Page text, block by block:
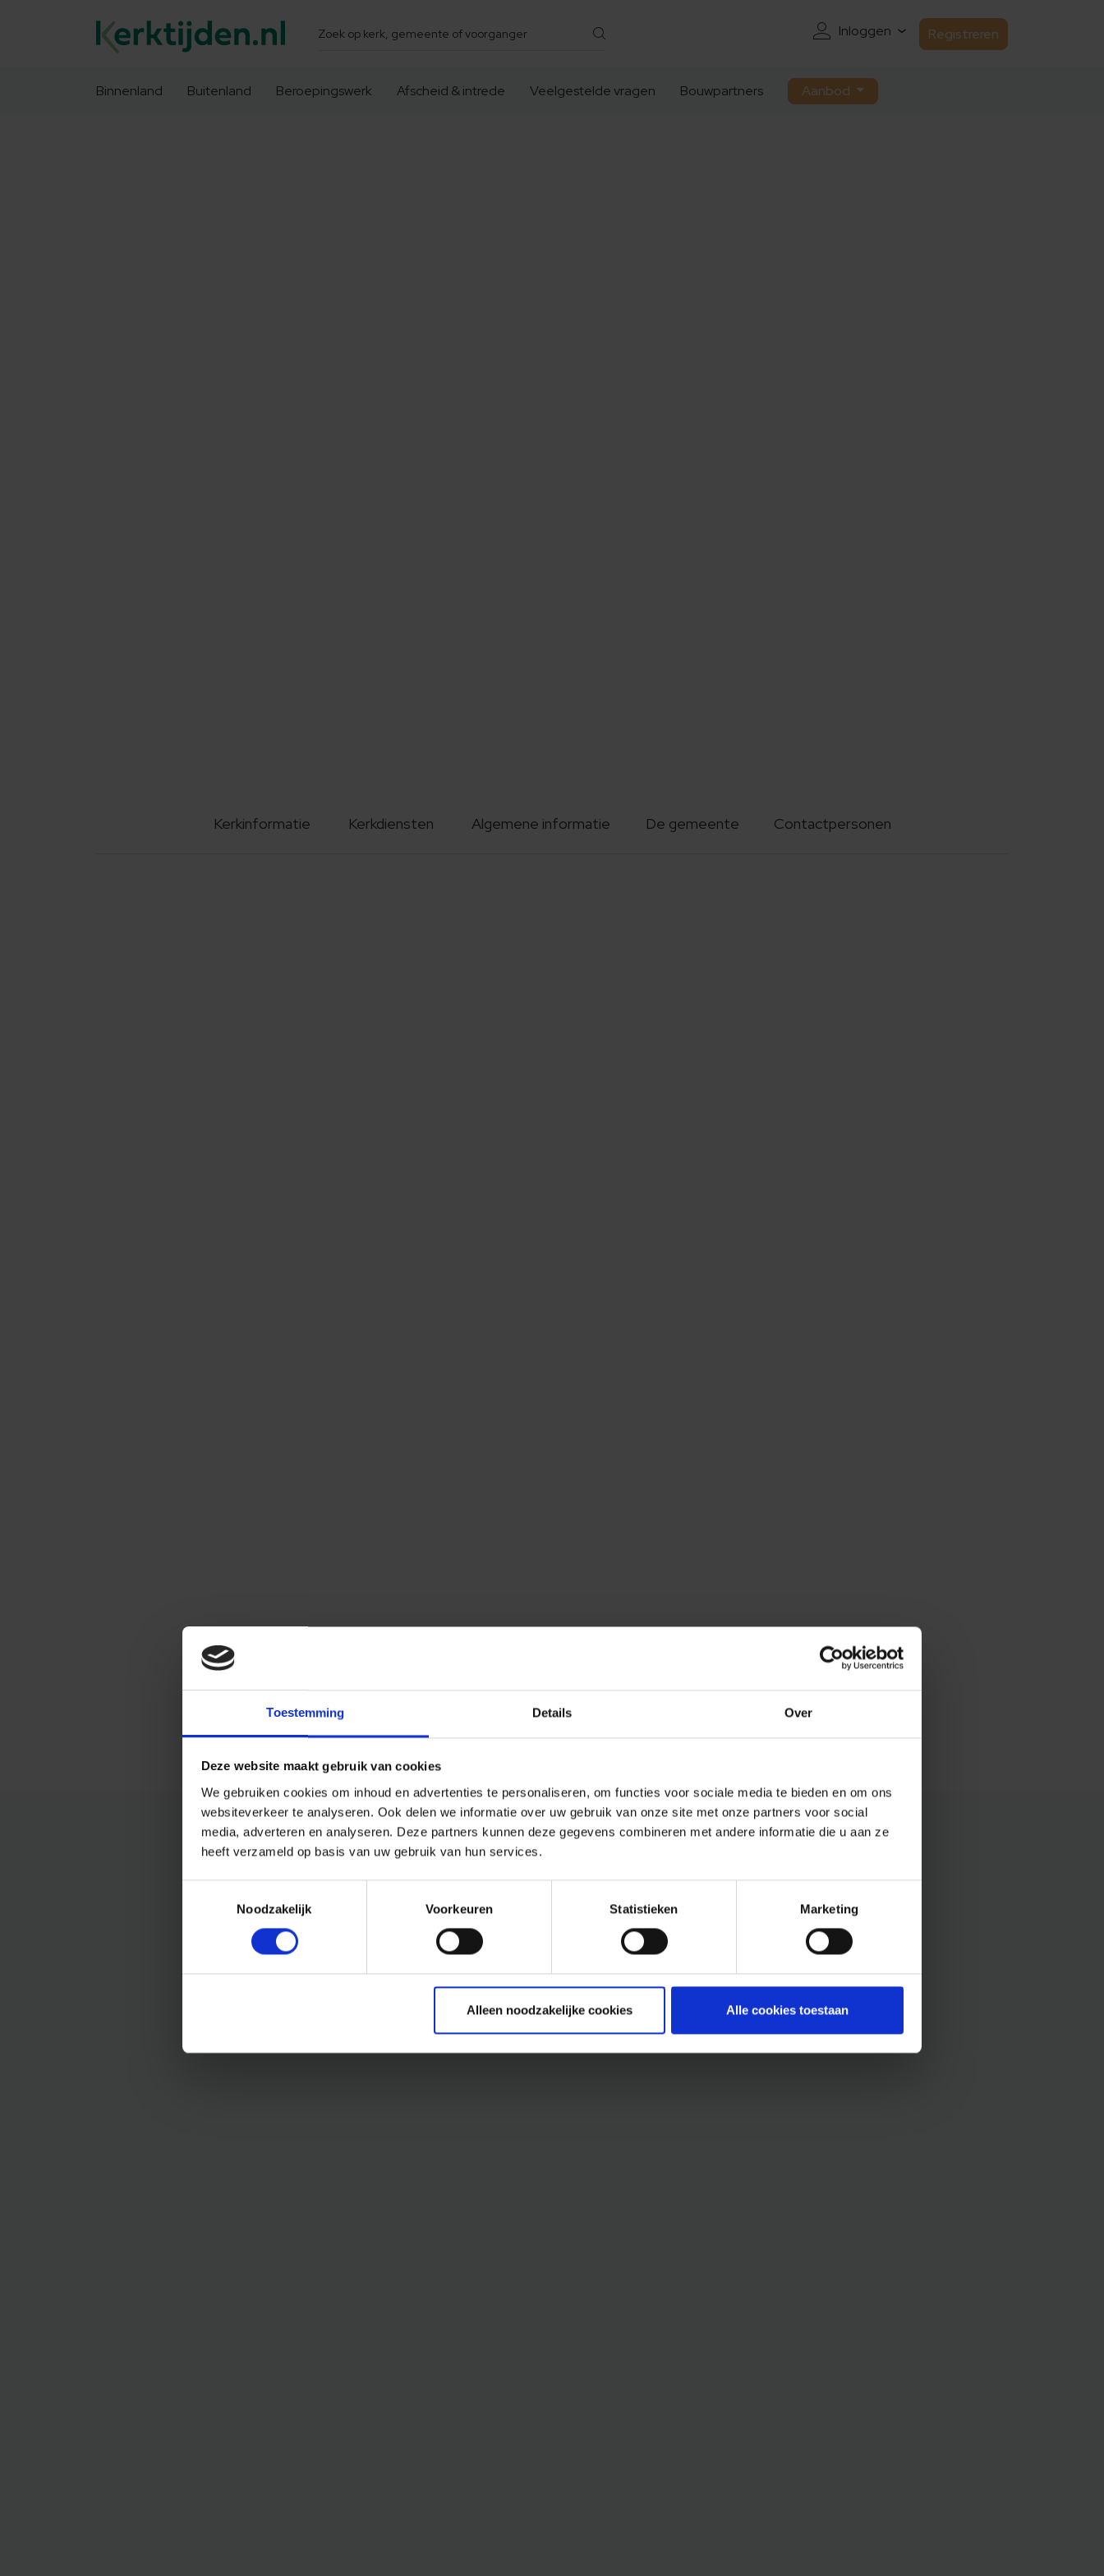
Toestemming Details Over
Deze website maakt gebruik van cookies
We gebruiken cookies om inhoud en advertenties te personaliseren, om functies voor sociale media te bieden en om ons
websiteverkeer te analyseren. Ook delen we informatie over uw gebruik van onze site met onze partners voor social
media, adverteren en analyseren. Deze partners kunnen deze gegevens combineren met andere informatie die u aan ze
heeft verzameld op basis van uw gebruik van hun services.
Noodzakelijk
Voorkeuren Statistieken Marketing
Alleen noodzakelijke cookies Alle cookies toestaan
Zoeken Inloggen Registreren
Binnenland Buitenland Beroepingswerk Afscheid & intrede Veelgestelde vragen Bouwpartners Aanbod
Kerkinformatie Kerkdiensten Algemene informatie De gemeente Contactpersonen